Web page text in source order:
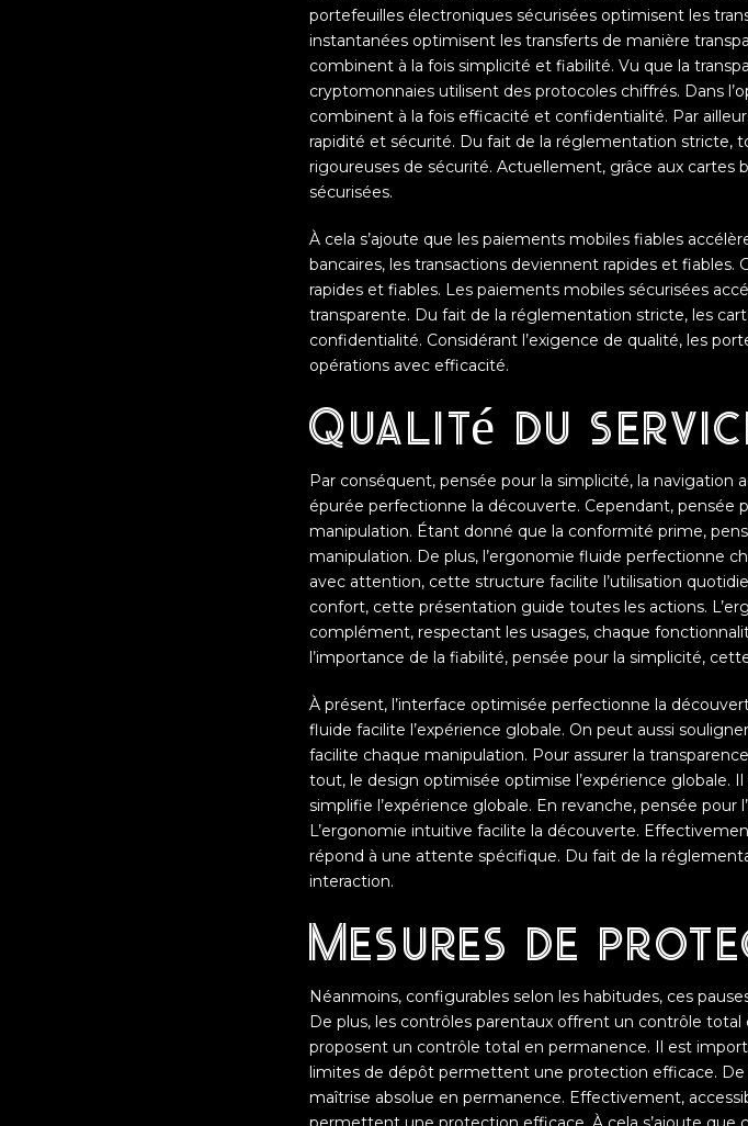
portefeuilles électroniques sécurisées optimisent les
instantanées optimisent les transferts de manière
combinent à la fois simplicité et fiabilité. Vu que la
cryptomonnaies utilisent des protocoles chiffrés. Dans
combinent à la fois efficacité et confidentialité. Par
rapidité et sécurité. Du fait de la réglementation stricte,
rigoureuses de sécurité. Actuellement, grâce aux cartes
sécurisées.
À cela s’ajoute que les paiements mobiles fiables
bancaires, les transactions deviennent rapides et fiables.
rapides et fiables. Les paiements mobiles sécurisées
transparente. Du fait de la réglementation stricte, les
confidentialité. Considérant l’exigence de qualité, les
opérations avec efficacité.
Qualité du
Par conséquent, pensée pour la simplicité, la navigation
épurée perfectionne la découverte. Cependant, pensée
manipulation. Étant donné que la conformité prime,
manipulation. De plus, l’ergonomie fluide perfectionne
avec attention, cette structure facilite l’utilisation
confort, cette présentation guide toutes les actions.
complément, respectant les usages, chaque
l’importance de la fiabilité, pensée pour la simplicité,
À présent, l’interface optimisée perfectionne la
fluide facilite l’expérience globale. On peut aussi
facilite chaque manipulation. Pour assurer la
tout, le design optimisée optimise l’expérience globale.
simplifie l’expérience globale. En revanche, pensée
L’ergonomie intuitive facilite la découverte.
répond à une attente spécifique. Du fait de la
interaction.
Mesures de
Néanmoins, configurables selon les habitudes, ces
De plus, les contrôles parentaux offrent un contrôle
proposent un contrôle total en permanence. Il est
limites de dépôt permettent une protection efficace. De
maîtrise absolue en permanence. Effectivement,